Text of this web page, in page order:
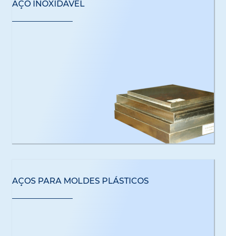
AÇO INOXIDÁVEL
AÇOS PARA MOLDES PLÁSTICOS